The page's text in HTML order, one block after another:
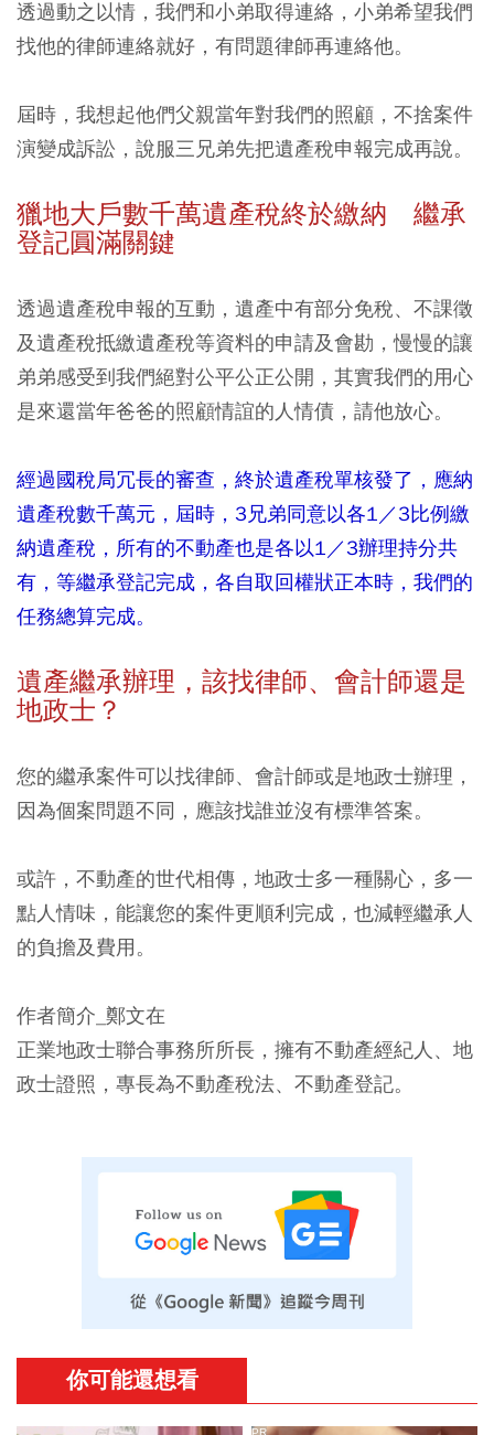
透過動之以情，我們和小弟取得連絡，小弟希望我們
找他的律師連絡就好，有問題律師再連絡他。
屆時，我想起他們父親當年對我們的照顧，不捨案件
演變成訴訟，說服三兄弟先把遺產稅申報完成再說。
獵地大戶數千萬遺產稅終於繳納 繼承
登記圓滿關鍵
透過遺產稅申報的互動，遺產中有部分免稅、不課徵
及遺產稅抵繳遺產稅等資料的申請及會勘，慢慢的讓
弟弟感受到我們絕對公平公正公開，其實我們的用心
是來還當年爸爸的照顧情誼的人情債，請他放心。
經過國稅局冗長的審查，終於遺產稅單核發了，應納
遺產稅數千萬元，屆時，3兄弟同意以各1／3比例繳
納遺產稅，所有的不動產也是各以1／3辦理持分共
有，等繼承登記完成，各自取回權狀正本時，我們的
任務總算完成。
遺產繼承辦理，該找律師、會計師還是
地政士？
您的繼承案件可以找律師、會計師或是地政士辦理，
因為個案問題不同，應該找誰並沒有標準答案。
或許，不動產的世代相傳，地政士多一種關心，多一
點人情味，能讓您的案件更順利完成，也減輕繼承人
的負擔及費用。
作者簡介_鄭文在
正業地政士聯合事務所所長，擁有不動產經紀人、地
政士證照，專長為不動產稅法、不動產登記。